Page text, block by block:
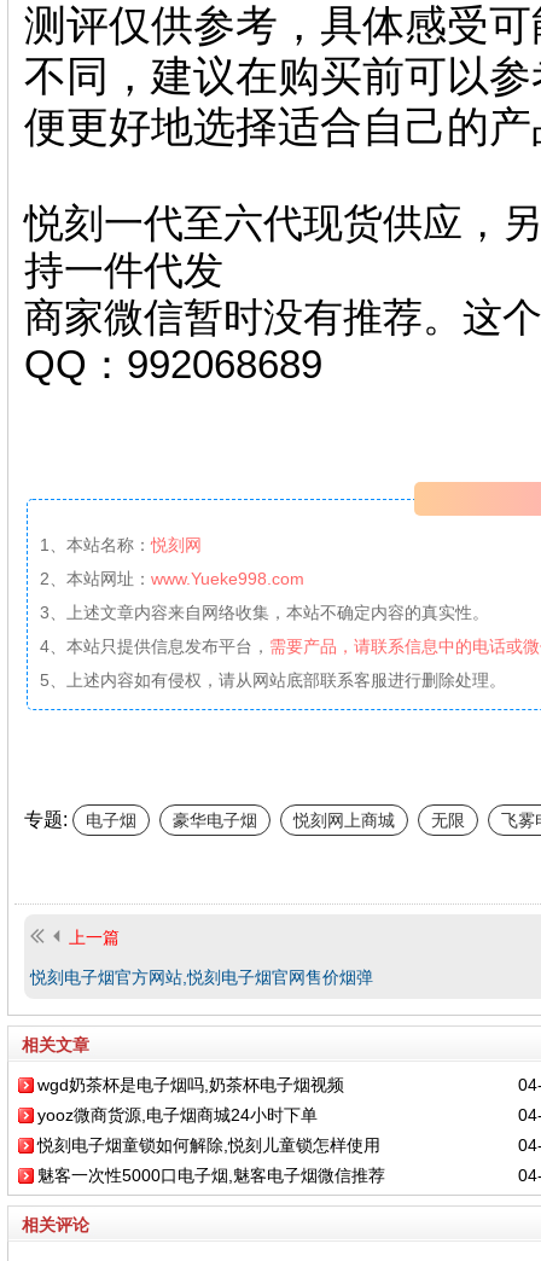
测评仅供参考，具体感受
不同，建议在购买前可以
便更好地选择适合自己的
悦刻一代至六代现货供应，
持一件代发
商家微信暂时没有推荐。这
QQ：992068689
1、本站名称：悦刻网
2、本站网址： www.Yueke998.com
3、上述文章内容来自网络收集，本站不确定内容的真实性。
4、本站只提供信息发布平台， 需要产品，请联系信息中的电话或
5、上述内容如有侵权，请从网站底部联系客服进行删除处理。
专题: 电子烟 豪华电子烟 悦刻网上商城 无限 飞雾
上一篇
悦刻电子烟官方网站,悦刻电子烟官网售价烟弹
相关文章
wgd奶茶杯是电子烟吗,奶茶杯电子烟视频
yooz微商货源,电子烟商城24小时下单
悦刻电子烟童锁如何解除,悦刻儿童锁怎样使用
魅客一次性5000口电子烟,魅客电子烟微信推荐
相关评论